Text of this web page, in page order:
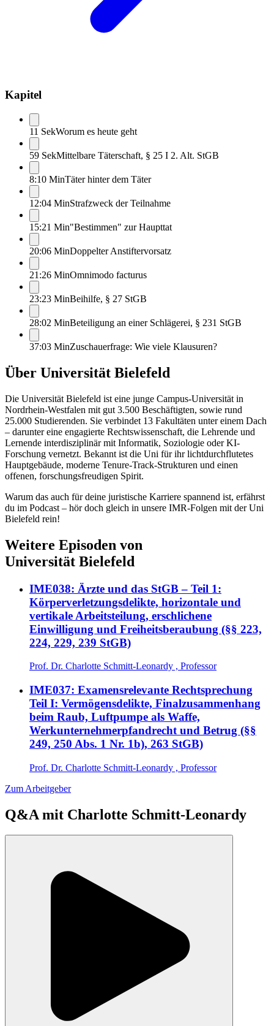
Kapitel
11 SekWorum es heute geht
59 SekMittelbare Täterschaft, § 25 I 2. Alt. StGB
8:10 MinTäter hinter dem Täter
12:04 MinStrafzweck der Teilnahme
15:21 Min"Bestimmen" zur Haupttat
20:06 MinDoppelter Anstiftervorsatz
21:26 MinOmnimodo facturus
23:23 MinBeihilfe, § 27 StGB
28:02 MinBeteiligung an einer Schlägerei, § 231 StGB
37:03 MinZuschauerfrage: Wie viele Klausuren?
Über Universität Bielefeld
Die Universität Bielefeld ist eine junge Campus-Universität in
Nordrhein-Westfalen mit gut 3.500 Beschäftigten, sowie rund
25.000 Studierenden. Sie verbindet 13 Fakultäten unter einem Dach
– darunter eine engagierte Rechtswissenschaft, die Lehrende und
Lernende interdisziplinär mit Informatik, Soziologie oder KI-
Forschung vernetzt. Bekannt ist die Uni für ihr lichtdurchflutetes
Hauptgebäude, moderne Tenure-Track-Strukturen und einen
offenen, forschungsfreudigen Spirit.
Warum das auch für deine juristische Karriere spannend ist, erfährst
du im Podcast – hör doch gleich in unsere IMR-Folgen mit der Uni
Bielefeld rein!
Weitere Episoden von
Universität Bielefeld
IME038: Ärzte und das StGB – Teil 1:
Körperverletzungsdelikte, horizontale und
vertikale Arbeitsteilung, erschlichene
Einwilligung und Freiheitsberaubung (§§ 223,
224, 229, 239 StGB)
Prof. Dr. Charlotte Schmitt-Leonardy , Professor
IME037: Examensrelevante Rechtsprechung
Teil I: Vermögensdelikte, Finalzusammenhang
beim Raub, Luftpumpe als Waffe,
Werkunternehmerpfandrecht und Betrug (§§
249, 250 Abs. 1 Nr. 1b), 263 StGB)
Prof. Dr. Charlotte Schmitt-Leonardy , Professor
Zum Arbeitgeber
Q&A mit Charlotte Schmitt-Leonardy